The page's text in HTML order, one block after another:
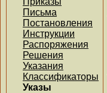
Письма
Постановления
Инструкции
Распоряжения
Решения
Указания
Классификаторы
Указы